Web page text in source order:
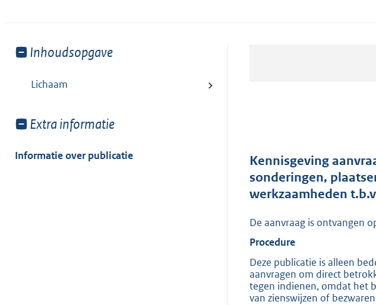
Toon
van:
Inhoudsopgave
Lichaam
Toon
van:
Extra informatie
Informatie over publicatie
Kennisgeving
sonderingen,
werkzaamheden
De aanvraag is ontvangen
Procedure
Deze publicatie is alleen
aanvragen om direct
tegen indienen, omdat het
van zienswijzen of